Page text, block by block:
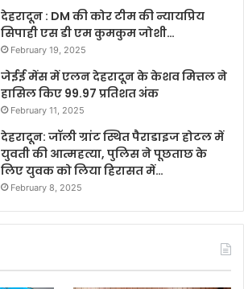
देहरादून : DM की कोर टीम की न्यायप्रिय
सिपाही एस डी एम कुमकुम जोशी…
February 19, 2025
जेईई मेंस में एलन देहरादून के केशव मित्तल ने
हासिल किए 99.97 प्रतिशत अंक
February 11, 2025
देहरादून: जॉली ग्रांट स्थित पैराडाइज होटल में
युवती की आत्महत्या, पुलिस ने पूछताछ के
लिए युवक को लिया हिरासत में…
February 8, 2025